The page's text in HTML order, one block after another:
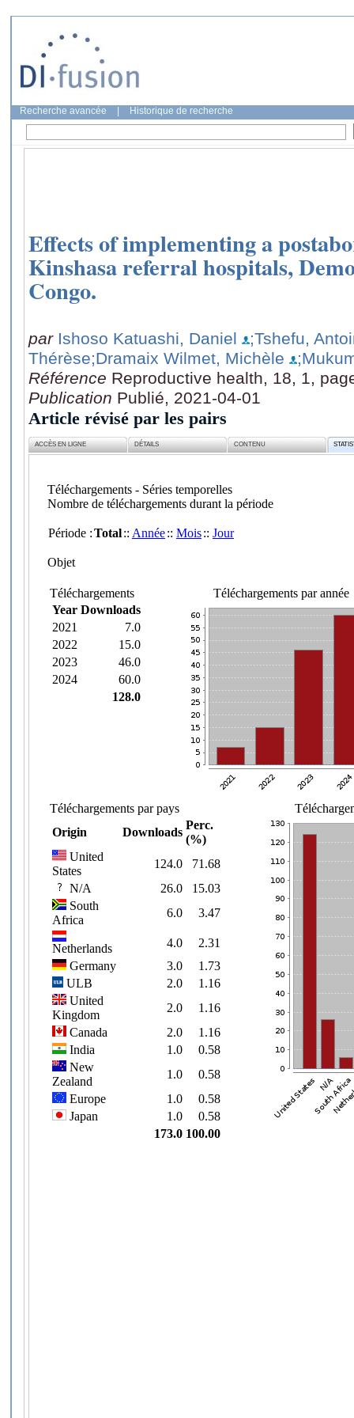
Recherche avancée Historique de recherche
Effects of implementing a
Kinshasa referral hospitals,
Congo.
par Ishoso Katuashi, Daniel
;Tshefu,
Thérèse;Dramaix Wilmet, Michèle
Référence Reproductive health, 18, 1,
Publication Publié, 2021-04-01
Article révisé par les pairs
ACCÈS EN LIGNE DÉTAILS CONTENU